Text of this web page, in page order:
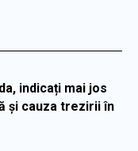
indicați mai jos
și cauza trezirii în